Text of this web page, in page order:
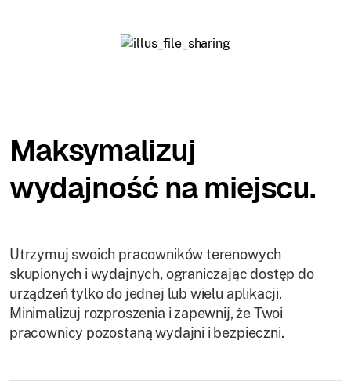
Maksymalizuj
wydajność na miejscu.
Utrzymuj swoich pracowników terenowych
skupionych i wydajnych, ograniczając dostęp do
urządzeń tylko do jednej lub wielu aplikacji.
Minimalizuj rozproszenia i zapewnij, że Twoi
pracownicy pozostaną wydajni i bezpieczni.